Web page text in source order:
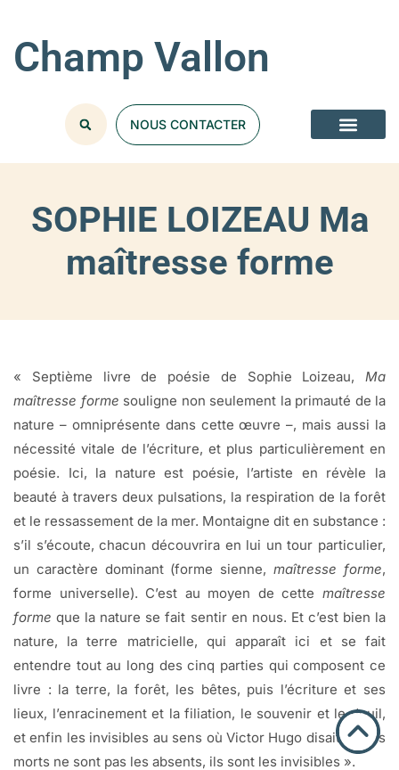
Champ Vallon
NOUS CONTACTER
SOPHIE LOIZEAU Ma
maîtresse forme
« Septième livre de poésie de Sophie Loizeau, Ma
maîtresse forme souligne non seulement la primauté de la
nature – omniprésente dans cette œuvre –, mais aussi la
nécessité vitale de l’écriture, et plus particulièrement en
poésie. Ici, la nature est poésie, l’artiste en révèle la
beauté à travers deux pulsations, la respiration de la forêt
et le ressassement de la mer. Montaigne dit en substance :
s’il s’écoute, chacun découvrira en lui un tour particulier,
un caractère dominant (forme sienne,maîtresse forme,
forme universelle). C’est au moyen de cette maîtresse
forme que la nature se fait sentir en nous. Et c’est bien la
nature, la terre matricielle, qui apparaît ici et se fait
entendre tout au long des cinq parties qui composent ce
livre : la terre, la forêt, les bêtes, puis l’écriture et ses
lieux, l’enracinement et la filiation, le souvenir et le deuil,
et enfin les invisibles au sens où Victor Hugo disait : « Les
morts ne sont pas les absents, ils sont les invisibles ».